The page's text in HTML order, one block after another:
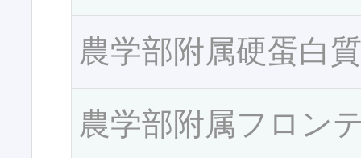
農学部附属硬蛋白
農学部附属フロン